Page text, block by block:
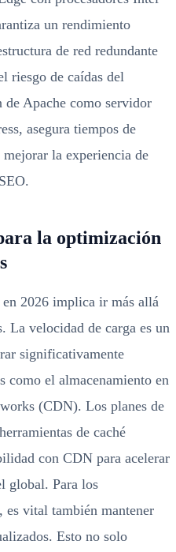
un rendimiento
de red redundante
riesgo de caídas del
Apache como servidor
asegura tiempos de
mejorar la experiencia de
la optimización
2026 implica ir más allá
La velocidad de carga es un
significativamente
como el almacenamiento en
(CDN). Los planes de
de caché
con CDN para acelerar
global. Para los
es vital también mantener
Esto no solo